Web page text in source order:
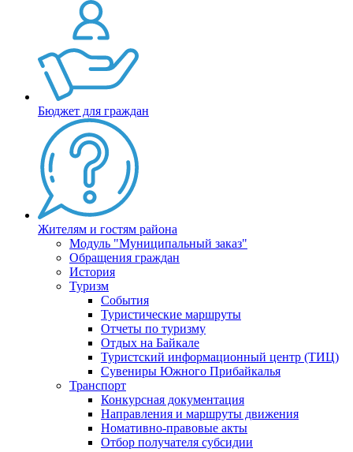
Бюджет для граждан
Жителям и гостям района
Модуль "Муниципальный заказ"
Обращения граждан
История
Туризм
События
Туристические маршруты
Отчеты по туризму
Отдых на Байкале
Туристский информационный центр (ТИЦ)
Сувениры Южного Прибайкалья
Транспорт
Конкурсная документация
Направления и маршруты движения
Номативно-правовые акты
Отбор получателя субсидии